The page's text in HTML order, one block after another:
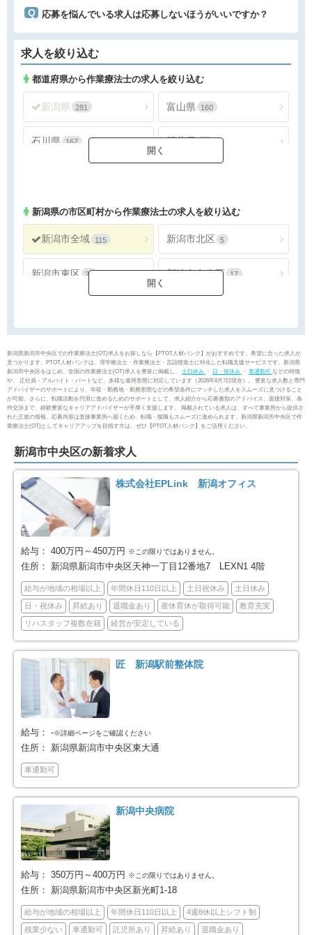
応募を悩んでいる求人は応募しないほうがいいですか？
求人を絞り込む
都道府県から作業療法士の求人を絞り込む
新潟県 281 富山県 160
石川県 167 福井県
新潟県の市区町村から作業療法士の求人を絞り込む
新潟市全域 115 新潟市北区 5
新潟市東区 22 新潟市中央区 17
新潟市西蒲区 14 長岡市 26
三条市 10 柏崎市 5
新発田市 17
加茂市 3 十日町市 4
見附市
燕市 14 糸魚川市
妙高市 2 五泉市 2
上越市 25 阿賀野市
佐渡市 4 魚沼市 11
南魚沼市
北蒲原郡聖籠町
南蒲原郡田上町
南魚沼郡湯沢町 2
新潟県新潟市中央区での作業療法士(OT)求人をお探しなら【PTOT人材バンク】がおすすめです。希望に合った求人が
見つかります。PTOT人材バンクは、理学療法士・作業療法士・言語聴覚士に特化した転職支援サービスです。新潟県
新潟市中央区をはじめ、全国の作業療法士(OT)求人を豊富に掲載し、 土日休み ・ 日・祝休み ・ 車通勤可 などの特徴
や、 正社員・アルバイト・パートなど、多様な雇用形態に対応しています（2026年8月7日現在）。 豊富な求人数と専門
アドバイザーのサポートにより、年収・勤務地・勤務形態などの希望条件にマッチした求人をスムーズに見つけること
が可能。さらに、転職活動を円滑に進めるためのサポートとして、求人紹介から応募書類のアドバイス、面接対策、条
件交渉まで、経験豊富なキャリアアドバイザーが手厚く支援します。 掲載されている求人は、すべて事業所から提供さ
れた正規の情報。応募内容は直接事業所へ届くため、転職・復職もスムーズに進められます。新潟県新潟市中央区で作
業療法士(OT)としてキャリアアップを目指す方は、ぜひ【PTOT人材バンク】をご活用ください。
新潟市中央区の新着求人
株式会社EPLink 新潟オフィス
給与： 400万円～450万円 ※この限りではありません。
住所： 新潟県新潟市中央区天神一丁目12番地7 LEXN1 4階
給与が地域の相場以上 年間休日110日以上 土日祝休み 土日休み
日・祝休み 昇給あり 退職金あり 産休育休が取得可能 教育充実
リハスタッフ複数在籍 経営が安定している
匠 新潟駅前整体院
給与： -※詳細ページをご確認ください
住所： 新潟県新潟市中央区東大通
車通勤可
新潟中央病院
給与： 350万円～400万円 ※この限りではありません。
住所： 新潟県新潟市中央区新光町1-18
給与が地域の相場以上 年間休日110日以上 4週8休以上シフト制
残業少ない 車通勤可 託児所あり 昇給あり 退職金あり